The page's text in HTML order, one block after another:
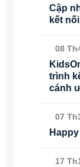
Cập
kết
08
trình
cánh
07
17